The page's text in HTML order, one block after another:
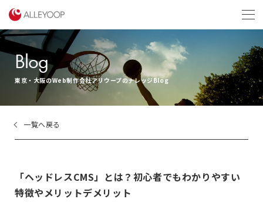
Blog
東京・大阪のWeb制作会社アリウープのナレッジBlog
一覧へ戻る
「ヘッドレスCMS」とは？初心者でもわかりやすい
特徴やメリットデメリット